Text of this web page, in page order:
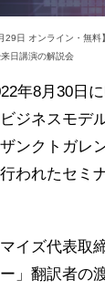
29日 オンライン・無
日講演の解説会
年8月30日
ジネスモデ
ンクトガレ
われたセミ
イズ代表取
」翻訳者の